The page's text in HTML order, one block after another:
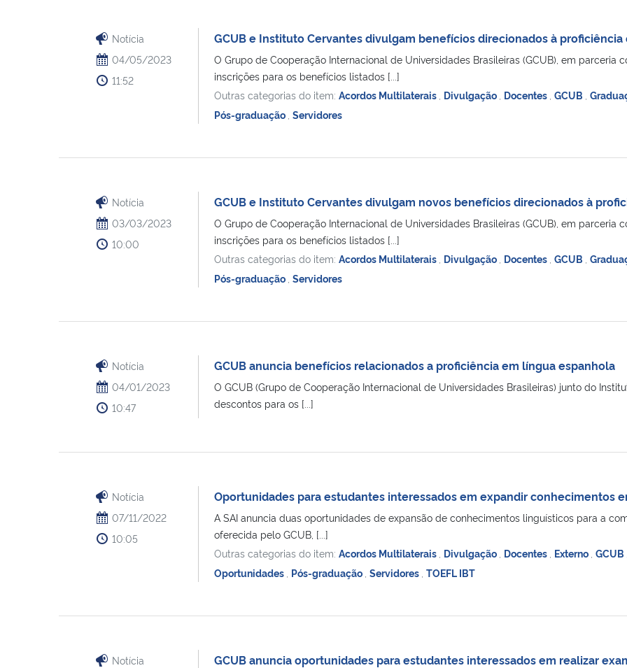
Notícia
04/05/2023
11:52
GCUB e Instituto Cervantes divulgam benefícios direcionados à
O Grupo de Cooperação Internacional de Universidades Brasileiras (GCUB), em parceria
inscrições para os benefícios listados [...]
Outras categorias do item: Acordos Multilaterais Divulgação Docentes GCUB
Pós-graduação Servidores
Notícia
03/03/2023
10:00
GCUB e Instituto Cervantes divulgam novos benefícios direcionados à
O Grupo de Cooperação Internacional de Universidades Brasileiras (GCUB), em parceria
inscrições para os benefícios listados [...]
Outras categorias do item: Acordos Multilaterais Divulgação Docentes GCUB
Pós-graduação Servidores
Notícia
04/01/2023
10:47
GCUB anuncia benefícios relacionados a proficiência em língua espanhola
O GCUB (Grupo de Cooperação Internacional de Universidades Brasileiras) junto do
descontos para os [...]
Notícia
07/11/2022
10:05
Oportunidades para estudantes interessados em expandir conhecimentos
A SAI anuncia duas oportunidades de expansão de conhecimentos linguísticos para a
oferecida pelo GCUB, [...]
Outras categorias do item: Acordos Multilaterais Divulgação Docentes Externo GCUB
Oportunidades Pós-graduação Servidores TOEFL IBT
Notícia
GCUB anuncia oportunidades para estudantes interessados em realizar